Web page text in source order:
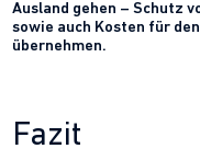
Ausland gehen – Schutz
sowie auch Kosten für
übernehmen.
Fazit